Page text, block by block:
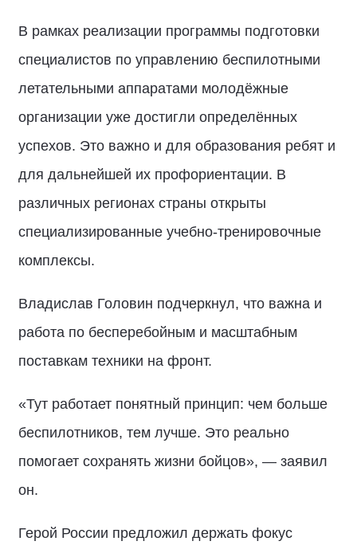
В рамках реализации программы подготовки
специалистов по управлению беспилотными
летательными аппаратами молодёжные
организации уже достигли определённых
успехов. Это важно и для образования ребят и
для дальнейшей их профориентации. В
различных регионах страны открыты
специализированные учебно-тренировочные
комплексы.
Владислав Головин подчеркнул, что важна и
работа по бесперебойным и масштабным
поставкам техники на фронт.
«Тут работает понятный принцип: чем больше
беспилотников, тем лучше. Это реально
помогает сохранять жизни бойцов», — заявил
он.
Герой России предложил держать фокус